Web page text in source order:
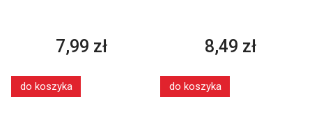
7,99 zł
do koszyka
8,49 zł
do koszyka